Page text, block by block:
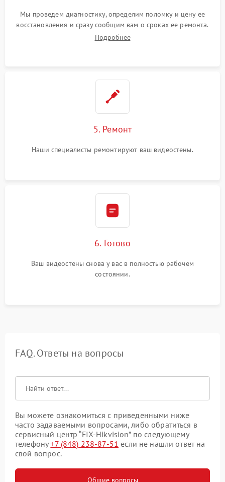
Мы проведем диагностику, определим поломку и цену ее
восстановления и сразу сообщим вам о сроках ее ремонта.
Подробнее
5. Ремонт
Наши специалисты ремонтируют ваш видеостены.
6. Готово
Ваш видеостены снова у вас в полностью рабочем
состоянии.
FAQ. Ответы на вопросы
Вы можете ознакомиться с приведенными ниже
часто задаваемыми вопросами, либо обратиться в
сервисный центр “FIX-Hikvision” по следующему
телефону+7 (848) 238-87-51 если не нашли ответ на
свой вопрос.
Общие вопросы